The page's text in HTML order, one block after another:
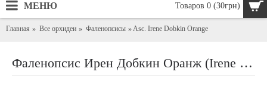
Товаров 0 (30грн)
МЕНЮ
Главная Все орхидеи Фаленопсисы Asc. Irene Dobkin Orange
Фаленопсис Ирен Добкин Оранж (Irene Dobkin Orange)